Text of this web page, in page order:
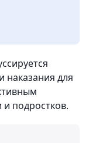
наказания для
подростков.